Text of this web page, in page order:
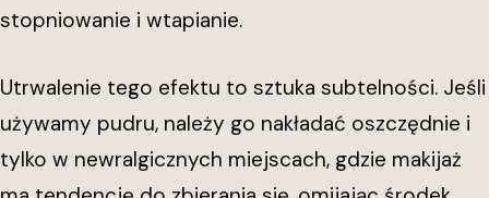
stopniowanie i wtapianie.
Utrwalenie tego efektu to sztuka subtelności. Jeśli
używamy pudru, należy go nakładać oszczędnie i
tylko w newralgicznych miejscach, gdzie makijaż